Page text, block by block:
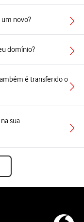
novo?
domínio?
é transferido o
sua